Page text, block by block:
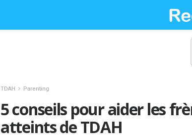
TDAH Parenting
5 conseils pour aider les
atteints de TDAH